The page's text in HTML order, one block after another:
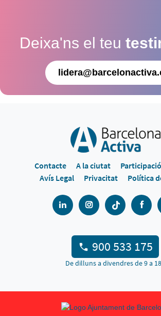
Deixa'ns el teu
Contacte A la ciutat
Avís Legal
Privacitat Política
900 533 175
De dilluns a divendres de 9 a